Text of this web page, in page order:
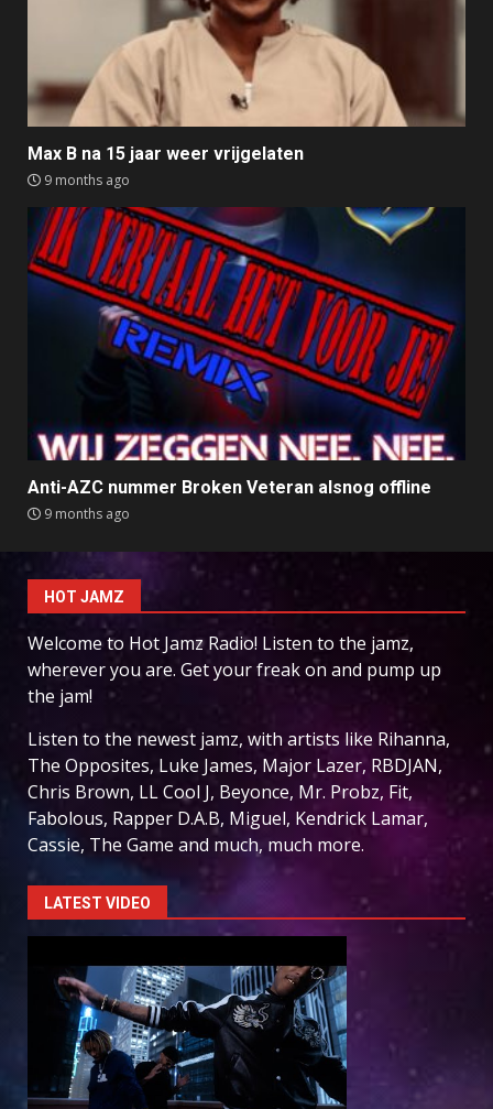
Max B na 15 jaar weer vrijgelaten
9 months ago
Anti-AZC nummer Broken Veteran alsnog offline
9 months ago
HOT JAMZ
Welcome to Hot Jamz Radio! Listen to the jamz,
wherever you are. Get your freak on and pump up
the jam!
Listen to the newest jamz, with artists like Rihanna,
The Opposites, Luke James, Major Lazer, RBDJAN,
Chris Brown, LL Cool J, Beyonce, Mr. Probz, Fit,
Fabolous, Rapper D.A.B, Miguel, Kendrick Lamar,
Cassie, The Game and much, much more.
LATEST VIDEO